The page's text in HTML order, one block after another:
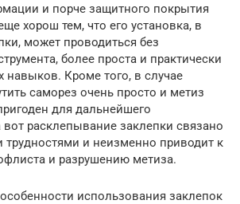
и порче защитного покрытия
хорош тем, что его установка, в
может проводиться без
более проста и практически
навыков. Кроме того, в случае
саморез очень просто и метиз
для дальнейшего
расклепывание заклепки связано
и неизменно приводит к
и разрушению метиза.
использования заклепок